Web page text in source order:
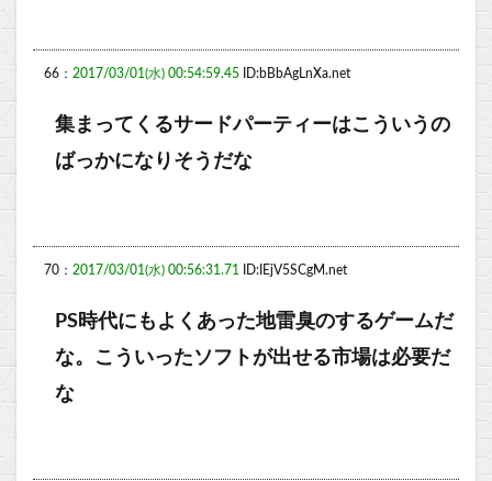
66： 2017/03/01(水) 00:54:59.45 ID:bBbAgLnXa.net
集まってくるサードパーティーはこういうの
ばっかになりそうだな
70： 2017/03/01(水) 00:56:31.71 ID:IEjV5SCgM.net
PS時代にもよくあった地雷臭のするゲームだ
な。こういったソフトが出せる市場は必要だ
な